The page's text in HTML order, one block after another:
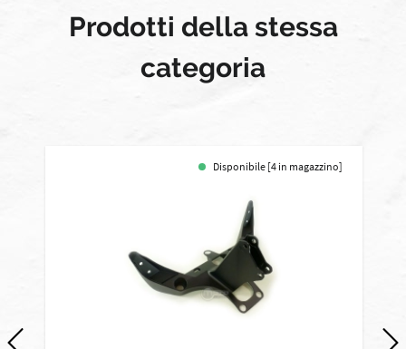
Prodotti della stessa
categoria
Disponibile [4 in magazzino]